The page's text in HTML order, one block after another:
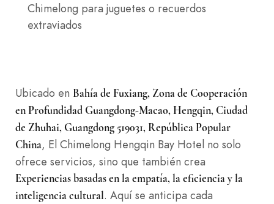
Chimelong para juguetes o recuerdos
extraviados
Ubicado en Bahía de Fuxiang, Zona de Cooperación
en Profundidad Guangdong-Macao, Hengqin, Ciudad
de Zhuhai, Guangdong 519031, República Popular
China, El Chimelong Hengqin Bay Hotel no solo
ofrece servicios, sino que también crea
Experiencias basadas en la empatía, la eficiencia y la
inteligencia cultural. Aquí se anticipa cada